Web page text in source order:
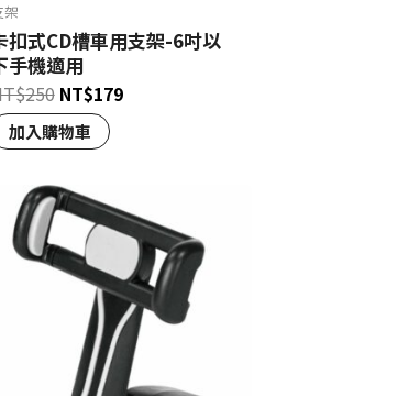
架
扣式CD槽車用支架-6吋以
手機適用
250 NT$179
加入購物車